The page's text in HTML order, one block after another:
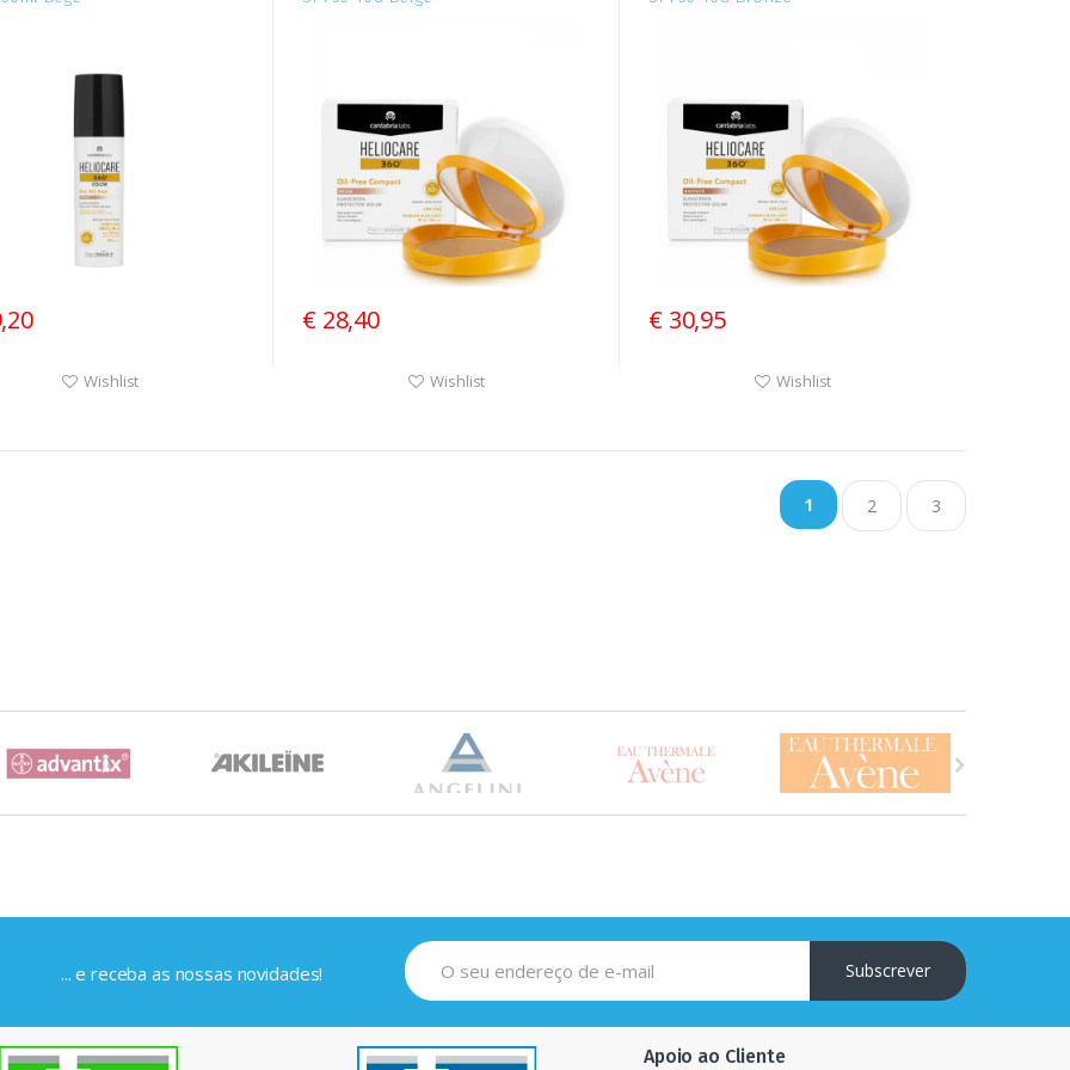
Wishlist
€ 28,40
Wishlist
€ 30,95
Wishlist
1 2 3
... e receba as nossas novidades! Subscrever
Apoio ao Cliente